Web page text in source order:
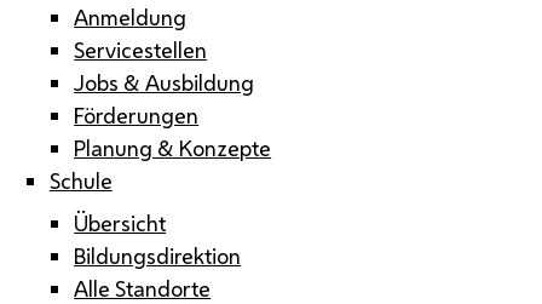
Anmeldung
Servicestellen
Jobs & Ausbildung
Förderungen
Planung & Konzepte
Schule
Übersicht
Bildungsdirektion
Alle Standorte